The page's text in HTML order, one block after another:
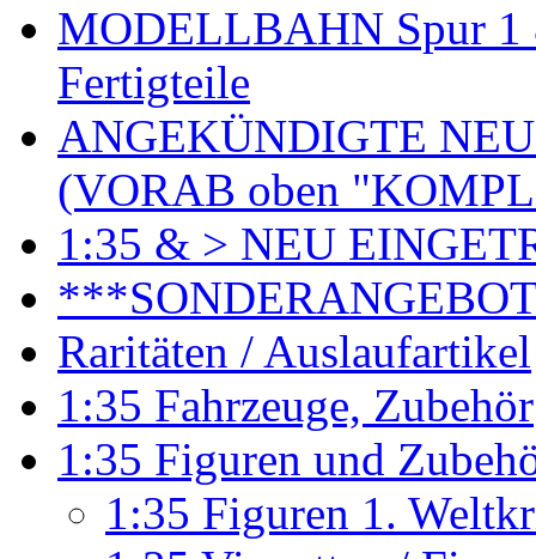
MODELLBAHN Spur 1
Fertigteile
ANGEKÜNDIGTE
(VORAB oben
1:35 & > NEU
Raritäten / Auslaufartikel
1:35 Fahrzeuge, Zubehör
1:35 Figuren und
1:35 Figuren 1.